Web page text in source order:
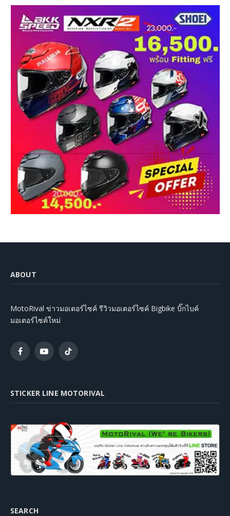
ABOUT
MotoRival ข่าวมอเตอร์ไซค์ รีวิวมอเตอร์ไซค์ Bigbike บิ๊กไบค์
มอเตอร์ไซค์ใหม่
FacebookYouTubeTikTok
STICKER LINE MOTORIVAL
SEARCH